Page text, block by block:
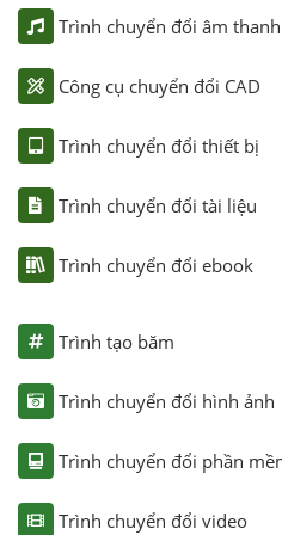
Trình chuyển đổi âm thanh
Công cụ chuyển đổi CAD
Trình chuyển đổi thiết bị
Trình chuyển đổi tài liệu
Trình chuyển đổi ebook
Trình tạo băm
Trình chuyển đổi hình ảnh
Trình chuyển đổi phần
Trình chuyển đổi video